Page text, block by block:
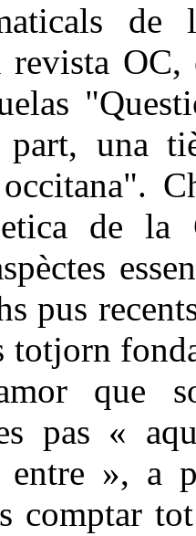
de
OC,
una
de la
pus
totjorn
que
pas «
», a
comptar